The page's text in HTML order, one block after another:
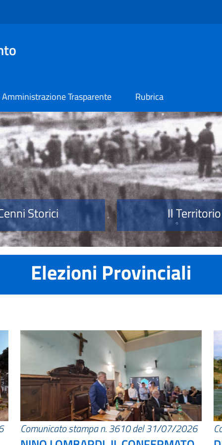
Amministrazione Trasparente Rubrica
Storici Il Territorio
Elezioni Provinciali
Comunicato stampa n. 3610 del 31/07/2026